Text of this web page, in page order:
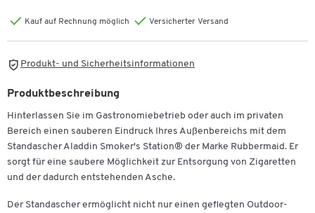
Kauf auf Rechnung möglich Versicherter Versand
Produkt- und Sicherheitsinformationen
Produktbeschreibung
Hinterlassen Sie im Gastronomiebetrieb oder auch im privaten
Bereich einen sauberen Eindruck Ihres Außenbereichs mit dem
Standascher Aladdin Smoker's Station® der Marke Rubbermaid. Er
sorgt für eine saubere Möglichkeit zur Entsorgung von Zigaretten
und der dadurch entstehenden Asche.
Der Standascher ermöglicht nicht nur einen geflegten Outdoor-